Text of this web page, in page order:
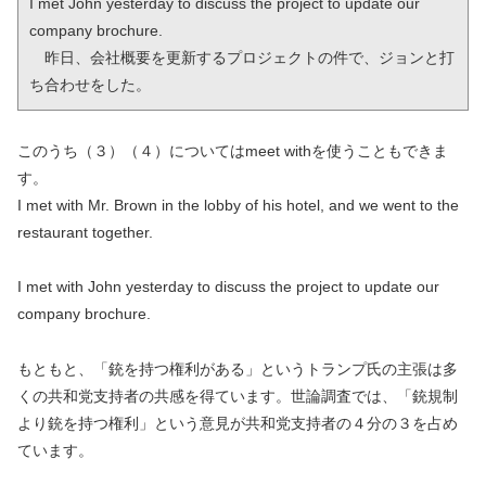
company brochure.
昨日、会社概要を更新するプロジェクトの件で、ジョンと打
ち合わせをした。
このうち（３）（４）についてはmeet withを使うこともできま
す。
I met with Mr. Brown in the lobby of his hotel, and we went to the
restaurant together.
I met with John yesterday to discuss the project to update our
company brochure.
もともと、「銃を持つ権利がある」というトランプ氏の主張は多
くの共和党支持者の共感を得ています。世論調査では、「銃規制
より銃を持つ権利」という意見が共和党支持者の４分の３を占め
ています。